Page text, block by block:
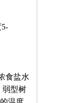
食盐水
弱型树